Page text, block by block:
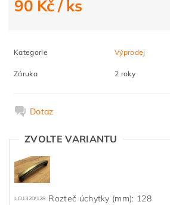
90 Kč/ ks
Kategorie Výprodej
Záruka 2 roky
Dotaz
ZVOLTE VARIANTU
LO1320/128 Rozteč úchytky (mm): 128